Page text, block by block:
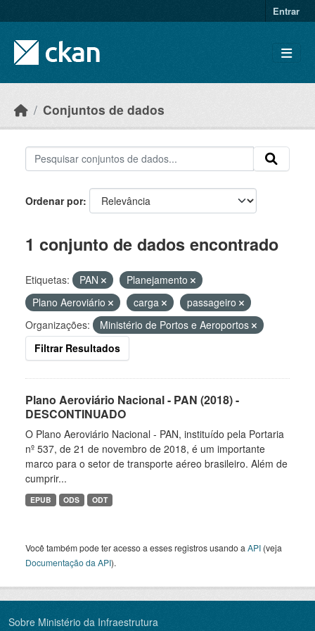
Entrar
Conjuntos de dados
Ordenar por
1 conjunto de dados encontrado
Etiquetas: PAN
Planejamento
Plano Aeroviário
carga
passageiro
Organizações:
Ministério de Portos e Aeroportos
Filtrar Resultados
Plano Aeroviário Nacional - PAN (2018) -
DESCONTINUADO
O Plano Aeroviário Nacional - PAN, instituído pela Portaria
nº 537, de 21 de novembro de 2018, é um importante
marco para o setor de transporte aéreo brasileiro. Além de
cumprir...
EPUB ODS ODT
Você também pode ter acesso a esses registros usando a API (veja
Documentação da API).
Sobre Ministério da Infraestrutura